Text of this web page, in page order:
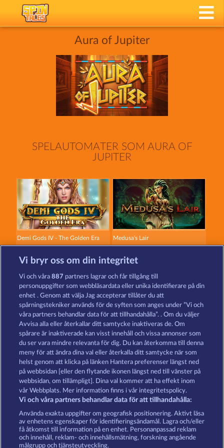
Aura of Jupiter
SPELAUTOMATER SOM AURA OF
JUPITER
Demi Gods IV - The Golden Era Medusa's Lair
Gates Of Ishtar Poseidon's Rising
Användarvillkor Sekretesspolicy Avtryck
Om Företaget FAQ Partnerprogram
Facebook
Skicka in en begäran om att ångra köpet
Vi bryr oss om din integritet
Vi och våra887 partners lagrar och får tillgång till
personuppgifter som webbläsardata eller unika identifierare på din
enhet . Genom att välja Jag accepterar tillåter du att
spårningstekniker används för de syften som anges under ”Vi och
våra partners behandlar data för att tillhandahålla”. . Om du väljer
Avvisa alla eller återkallar ditt samtycke inaktiveras de. Om
spårare är inaktiverade kan visst innehåll och vissa annonser som
du ser vara mindre relevanta för dig. Du kan återkomma till denna
meny för att ändra dina val eller återkalla ditt samtycke när som
helst genom att klicka på länken Hantera preferenser längst ned
på webbsidan [eller den flytande ikonen längst ned till vänster på
webbsidan, om tillämpligt]. Dina val kommer att ha effekt inom
vår Webbplats. Mer information finns i vår integritetspolicy.
Vi och våra partners behandlar data för att tillhandahålla:
Använda exakta uppgifter om geografisk positionering. Aktivt läsa
av enhetens egenskaper för identifieringsändamål. Lagra och/eller
få åtkomst till information på en enhet. Personanpassad reklam
och innehåll, reklam- och innehållsmätning, forskning angående
målgrupp och tjänsteutveckling.